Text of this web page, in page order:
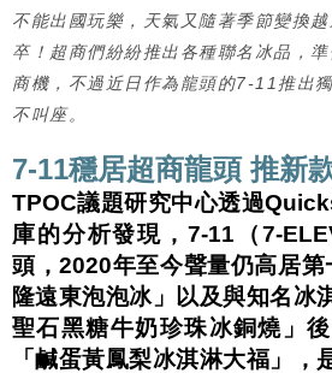
不能出國玩樂，天氣又隨著季節變換
卒！超商們紛紛推出各種聯名冰品，
商機，不過近日作為龍頭的7-11推出
不叫座。
7-11穩居超商龍頭 推新
TPOC議題研究中心透過
庫的分析發現，7-11（7-
頭，2020年至今聲量仍高居
隆遠東泡泡冰」以及與知名冰
聖石黑糖牛奶珍珠冰銅燒」
「鹹蛋黃鳳梨冰淇淋大福」，